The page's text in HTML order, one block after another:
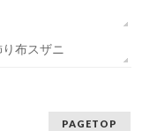
布スザニ
PAGETOP